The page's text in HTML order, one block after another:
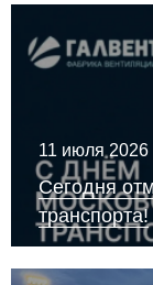
11 июля 2026
Сегодня
транспорта!